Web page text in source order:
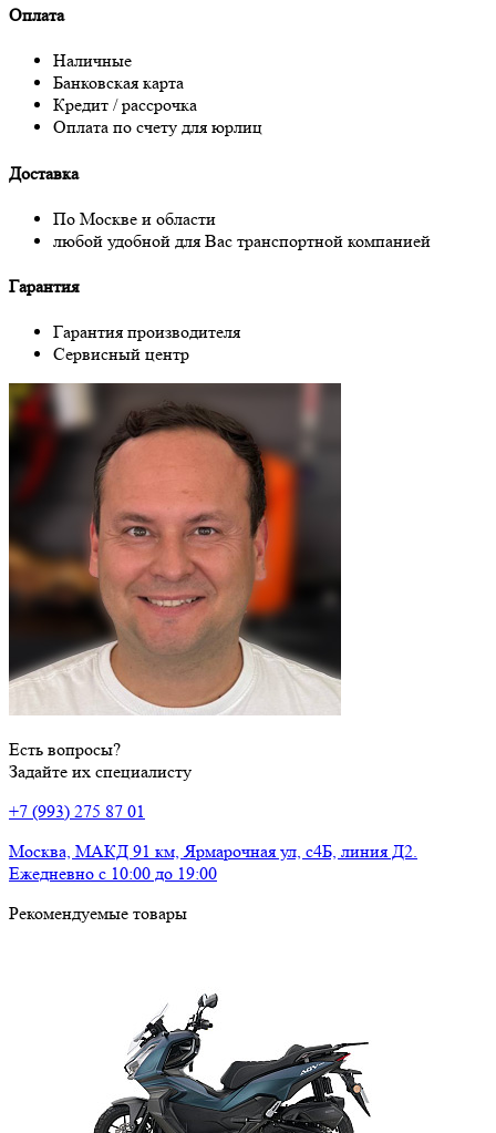
Оплата
Наличные
Банковская карта
Кредит / рассрочка
Оплата по счету для юрлиц
Доставка
По Москве и области
любой удобной для Вас транспортной компанией
Гарантия
Гарантия производителя
Сервисный центр
Есть вопросы?
Задайте их специалисту
+7 (993) 275 87 01
Москва, МАКД 91 км, Ярмарочная ул, с4Б, линия Д2.
Ежедневно с 10:00 до 19:00
Рекомендуемые товары